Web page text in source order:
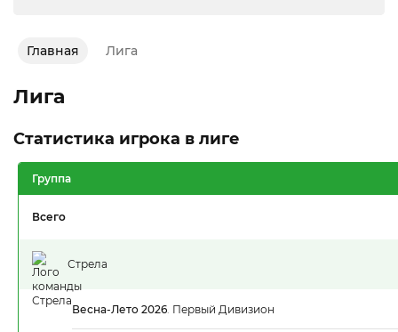
Главная Лига
Лига
Статистика игрока в лиге
Группа
Всего
Стрела
Весна-Лето 2026. Первый Дивизион